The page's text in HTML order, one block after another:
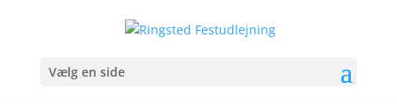
Vælg en side